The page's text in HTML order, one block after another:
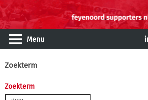
Menu
Zoekterm
Zoekterm